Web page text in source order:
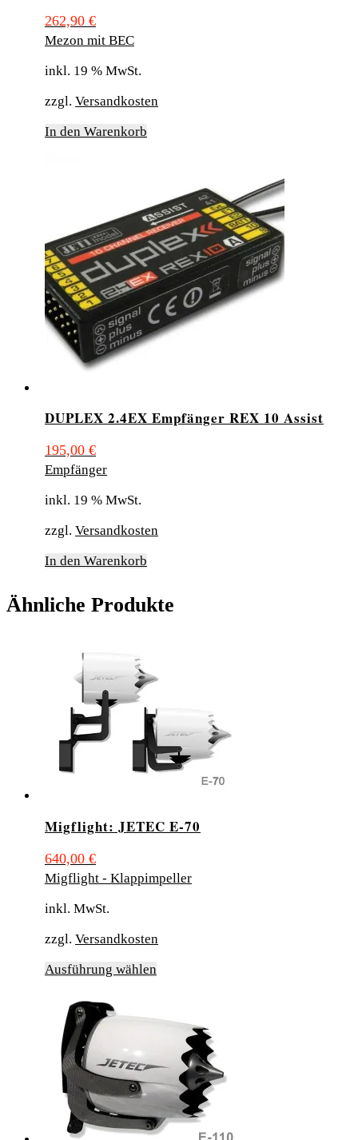
262,90 €
Mezon mit BEC
inkl. 19 % MwSt.
zzgl. Versandkosten
In den Warenkorb
DUPLEX 2.4EX Empfänger REX 10 Assist
195,00 €
Empfänger
inkl. 19 % MwSt.
zzgl. Versandkosten
In den Warenkorb
Ähnliche Produkte
Migflight: JETEC E-70
640,00 €
Migflight - Klappimpeller
inkl. MwSt.
zzgl. Versandkosten
Ausführung wählen
mehrere
Varianten
Die
Optionen
können
auf
der